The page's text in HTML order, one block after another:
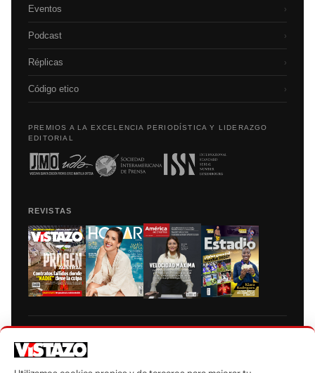
Eventos ›
Podcast ›
Réplicas ›
Código etico ›
PREMIOS A LA EXCELENCIA PERIODÍSTICA Y LIDERAZGO
EDITORIAL
REVISTAS
autorización escrita de su titular, de todos los contenidos de Vistazo.com.